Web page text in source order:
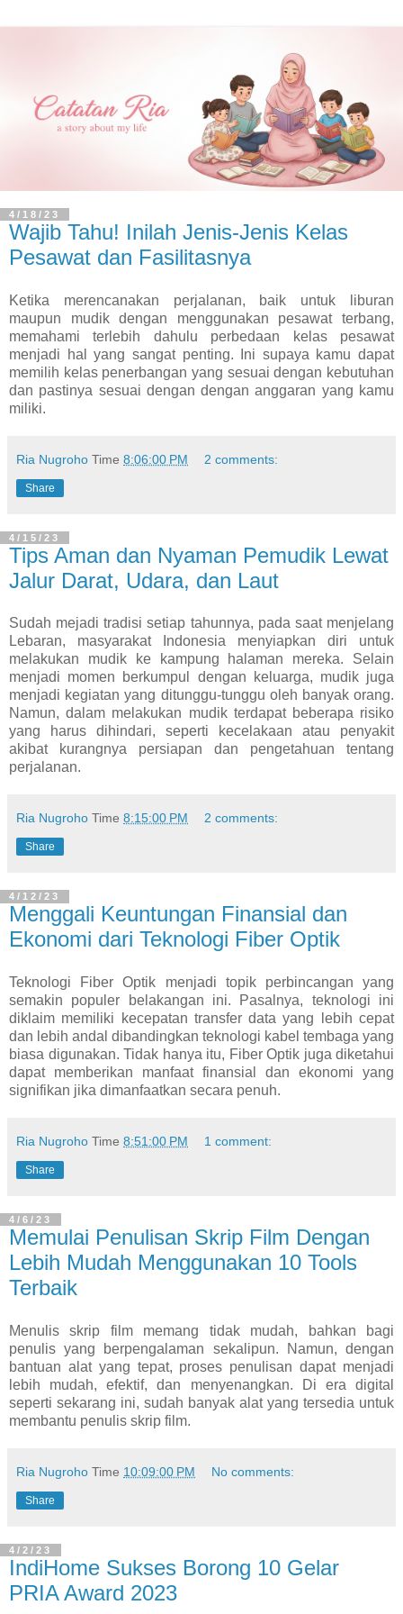
4/18/23
Wajib Tahu! Inilah Jenis-Jenis Kelas
Pesawat dan Fasilitasnya
Ketika merencanakan perjalanan, baik untuk liburan
maupun mudik dengan menggunakan pesawat terbang,
memahami terlebih dahulu perbedaan kelas pesawat
menjadi hal yang sangat penting. Ini supaya kamu dapat
memilih kelas penerbangan yang sesuai dengan kebutuhan
dan pastinya sesuai dengan dengan anggaran yang kamu
miliki.
Ria Nugroho Time 8:06:00 PM 2 comments:
Share
4/15/23
Tips Aman dan Nyaman Pemudik Lewat
Jalur Darat, Udara, dan Laut
Sudah mejadi tradisi setiap tahunnya, pada saat menjelang
Lebaran, masyarakat Indonesia menyiapkan diri untuk
melakukan mudik ke kampung halaman mereka. Selain
menjadi momen berkumpul dengan keluarga, mudik juga
menjadi kegiatan yang ditunggu-tunggu oleh banyak orang.
Namun, dalam melakukan mudik terdapat beberapa risiko
yang harus dihindari, seperti kecelakaan atau penyakit
akibat kurangnya persiapan dan pengetahuan tentang
perjalanan.
Ria Nugroho Time 8:15:00 PM 2 comments:
Share
4/12/23
Menggali Keuntungan Finansial dan
Ekonomi dari Teknologi Fiber Optik
Teknologi Fiber Optik menjadi topik perbincangan yang
semakin populer belakangan ini. Pasalnya, teknologi ini
diklaim memiliki kecepatan transfer data yang lebih cepat
dan lebih andal dibandingkan teknologi kabel tembaga yang
biasa digunakan. Tidak hanya itu, Fiber Optik juga diketahui
dapat memberikan manfaat finansial dan ekonomi yang
signifikan jika dimanfaatkan secara penuh.
Ria Nugroho Time 8:51:00 PM 1 comment:
Share
4/6/23
Memulai Penulisan Skrip Film Dengan
Lebih Mudah Menggunakan 10 Tools
Terbaik
Menulis skrip film memang tidak mudah, bahkan bagi
penulis yang berpengalaman sekalipun. Namun, dengan
bantuan alat yang tepat, proses penulisan dapat menjadi
lebih mudah, efektif, dan menyenangkan. Di era digital
seperti sekarang ini, sudah banyak alat yang tersedia untuk
membantu penulis skrip film.
Ria Nugroho Time 10:09:00 PM No comments:
Share
4/2/23
IndiHome Sukses Borong 10 Gelar
PRIA Award 2023